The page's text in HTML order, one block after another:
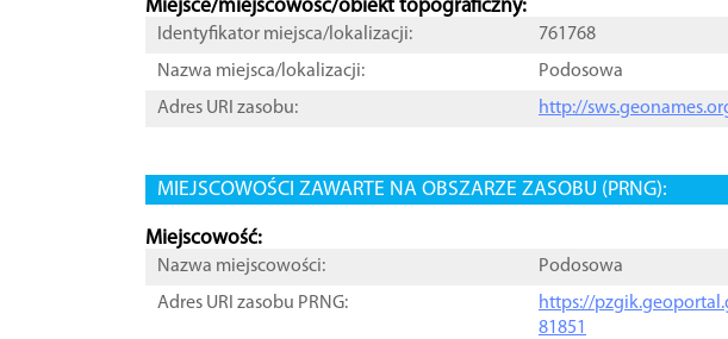
Miejsce/miejscowość/obiekt topograficzny:
Identyfikator miejsca/lokalizacji:
761768
Nazwa miejsca/lokalizacji:
Podosowa
Adres URI zasobu:
http://
MIEJSCOWOŚCI ZAWARTE NA OBSZARZE ZASOBU (PRNG):
Miejscowość:
Nazwa miejscowości:
Podosowa
Adres URI zasobu PRNG:
https://
81851